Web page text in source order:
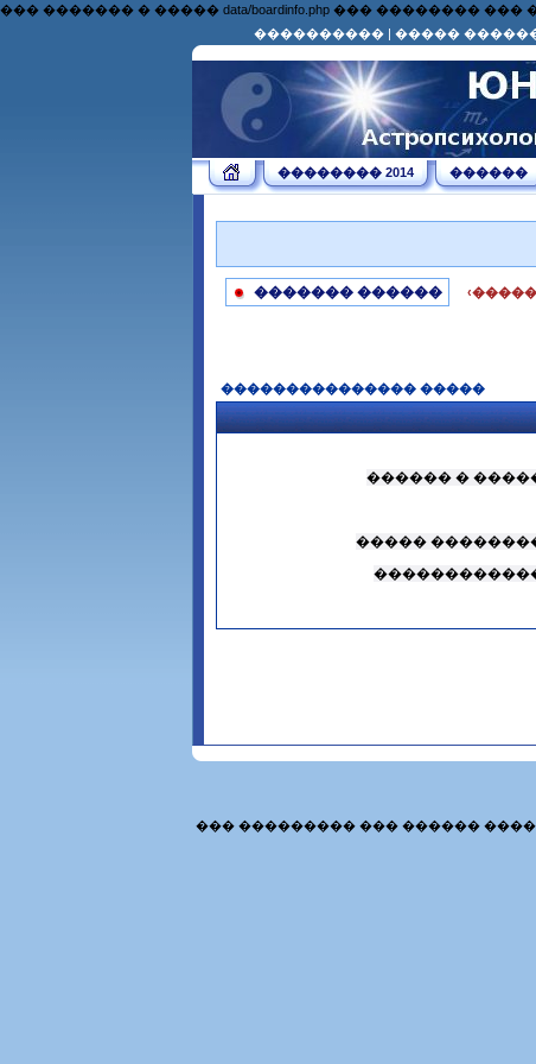
��� ������� � ����� data/boardinfo.php ���
���������� | �����
�������� 2014 ������
������� ������
��������������� �����
������ �
�����
��� ��������� ��� ������